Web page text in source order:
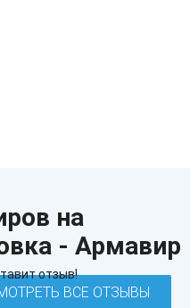
на
- Армавир
отзыв!
ВСЕ ОТЗЫВЫ